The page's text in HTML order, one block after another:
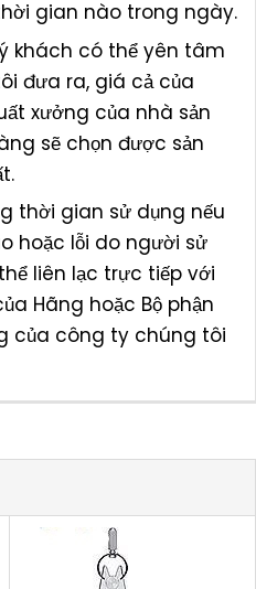
gian nào trong ngày.
khách có thể yên tâm
đưa ra, giá cả của
xưởng của nhà sản
sẽ chọn được sản
thời gian sử dụng nếu
hoặc lỗi do người sử
liên lạc trực tiếp với
Hãng hoặc Bộ phận
của công ty chúng tôi